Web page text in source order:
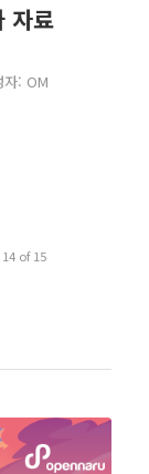
자료
자: OM
14 of 15